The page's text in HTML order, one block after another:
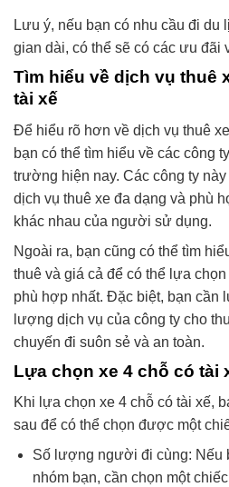
Lưu ý, nếu bạn có nhu cầu đi du
gian dài, có thể sẽ có các ưu đãi
Tìm hiểu về dịch vụ thuê
tài xế
Để hiểu rõ hơn về dịch vụ thuê
bạn có thể tìm hiểu về các công
trường hiện nay. Các công ty
dịch vụ thuê xe đa dạng và phù
khác nhau của người sử dụng.
Ngoài ra, bạn cũng có thể tìm
thuê và giá cả để có thể lựa
phù hợp nhất. Đặc biệt, bạn cần
lượng dịch vụ của công ty cho
chuyến đi suôn sẻ và an toàn.
Lựa chọn xe 4 chỗ có tài
Khi lựa chọn xe 4 chỗ có tài xế,
sau để có thể chọn được một
Số lượng người đi cùng: Nếu
nhóm bạn, cần chọn một